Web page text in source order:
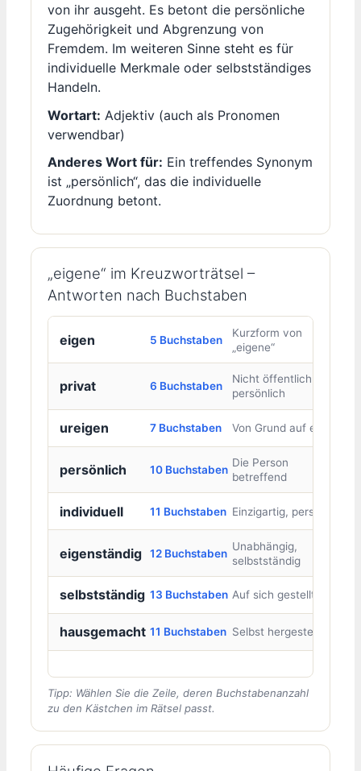
von ihr ausgeht. Es betont die persönliche
Zugehörigkeit und Abgrenzung von
Fremdem. Im weiteren Sinne steht es für
individuelle Merkmale oder selbstständiges
Handeln.
Wortart: Adjektiv (auch als Pronomen
verwendbar)
Anderes Wort für: Ein treffendes Synonym
ist „persönlich“, das die individuelle
Zuordnung betont.
„eigene“ im Kreuzworträtsel –
Antworten nach Buchstaben
eigen 5 Buchstaben
Kurzform von
„eigene“
privat 6 Buchstaben
Nicht öffentlich,
persönlich
ureigen 7 Buchstaben Von Grund auf eigen
persönlich 10 Buchstaben
Die Person
betreffend
individuell 11 Buchstaben Einzigartig, persönlich
eigenständig 12 Buchstaben
Unabhängig,
selbstständig
selbstständig 13 Buchstaben Auf sich gestellt
hausgemacht 11 Buchstaben Selbst hergestellt
Tipp: Wählen Sie die Zeile, deren Buchstabenanzahl
zu den Kästchen im Rätsel passt.